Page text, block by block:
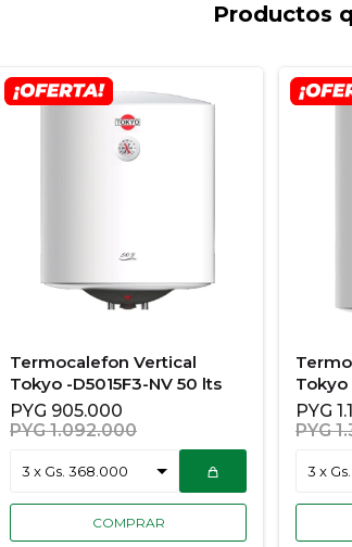
Productos
Termocalefon Vertical
Tokyo -D5015F3-NV 50 lts
PYG 905.000
PYG 1.092.000
Tokyo
NV
PYG
PYG